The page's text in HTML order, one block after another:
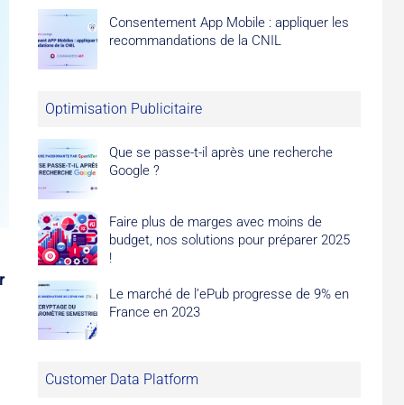
Consentement App Mobile : appliquer les
recommandations de la CNIL
Optimisation Publicitaire
Que se passe-t-il après une recherche
Google ?
Faire plus de marges avec moins de
budget, nos solutions pour préparer 2025
!
Le marché de l’ePub progresse de 9% en
France en 2023
Customer Data Platform